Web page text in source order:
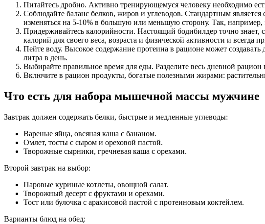
Питайтесь дробно. Активно тренирующемуся человеку необходимо
Соблюдайте баланс белков, жиров и углеводов. Стандартным
изменяться на 5-10% в большую или меньшую сторону. Так,
Придерживайтесь калорийности. Настоящий бодибилдер точно
калорий для своего веса, возраста и физической активности и
Пейте воду. Высокое содержание протеина в рационе может
литра в день.
Выбирайте правильное время для еды. Разделите весь дневной
Включите в рацион продукты, богатые полезными жирами:
Что есть для набора мышечной массы мужчине
Завтрак должен содержать белки, быстрые и медленные углеводы:
Вареные яйца, овсяная каша с бананом.
Омлет, тосты с сыром и ореховой пастой.
Творожные сырники, гречневая каша с орехами.
Второй завтрак на выбор:
Паровые куриные котлеты, овощной салат.
Творожный десерт с фруктами и орехами.
Тост или булочка с арахисовой пастой с протеиновым коктейлем.
Варианты блюд на обед: